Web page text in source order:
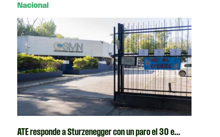
Nacional
ATE responde a Sturzenegger con un paro el 30 e...